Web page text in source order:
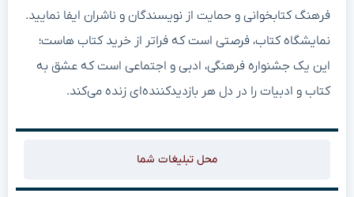
فرهنگ کتابخوانی و حمایت از نویسندگان و ناشران ایفا نمایید.
نمایشگاه کتاب، فرصتی است که فراتر از خرید کتاب هاست؛
این یک جشنواره فرهنگی، ادبی و اجتماعی است که عشق به
کتاب و ادبیات را در دل هر بازدیدکننده‌ای زنده می‌کند.
محل تبلیغات شما